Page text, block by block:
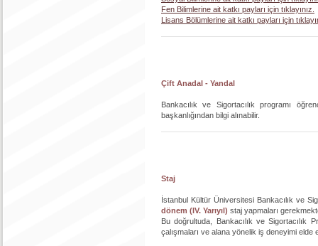
Fen Bilimlerine ait katkı payları için tıklayınız.
Lisans Bölümlerine ait katkı payları için
Çift Anadal - Yandal
Bankacılık ve Sigortacılık programı
başkanlığından bilgi alınabilir.
Staj
İstanbul Kültür Üniversitesi Bankacılık ve
dönem (IV. Yarıyıl) staj yapmaları
Bu doğrultuda, Bankacılık ve Sigortacılık
çalışmaları ve alana yönelik iş deneyimi